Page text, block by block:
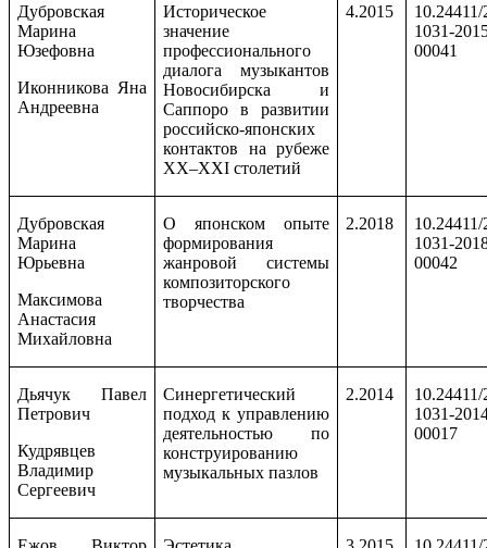
Дубровская
Марина
Юзефовна
Иконникова Яна
Андреевна
Историческое
значение
профессионального
диалога музыкантов
Новосибирска и
Саппоро в развитии
российско-японских
контактов на рубеже
XX–XXI столетий
4.2015
1031-
00041
Дубровская
Марина
Юрьевна
Максимова
Анастасия
Михайловна
О японском опыте
формирования
жанровой системы
композиторского
творчества
2.2018
1031-
00042
Дьячук Павел
Петрович
Кудрявцев
Владимир
Сергеевич
Синергетический
подход к управлению
деятельностью по
конструированию
музыкальных пазлов
2.2014
1031-
00017